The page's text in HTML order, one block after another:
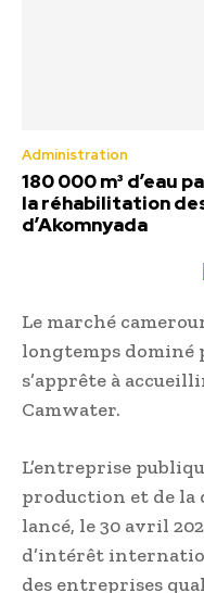
Administration
180 000 m³ d’eau
la réhabilitation
d’Akomnyada
Le marché
longtemps dominé
s’apprête à
Camwater.
L’entreprise
production et de la
lancé, le 30 avril
d’intérêt
des entreprises